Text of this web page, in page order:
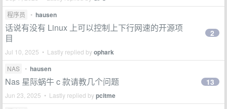
程序员 • hausen
话说有没有 Linux 上可以控制上下行网速的开源项
目
Jul 10, 2025 • Lastly replied byophark
2
NAS • hausen
Nas 星际蜗牛 c 款请教几个问题
Jun 23, 2025 • Lastly replied bypcitme
13